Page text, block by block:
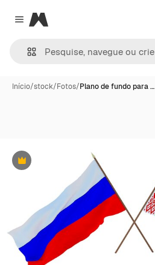
Close menu
Magnific
Início/stock/Fotos/Plano de fundo para …
Premium